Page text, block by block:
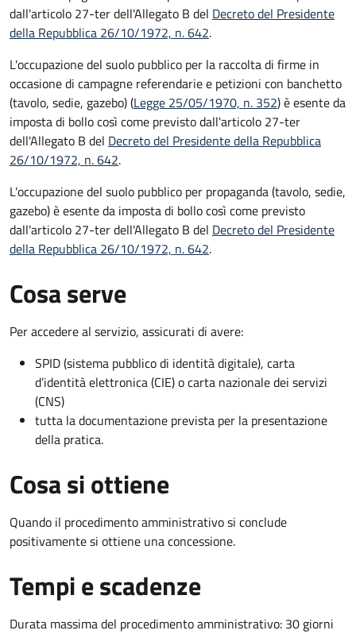
dall'articolo 27-ter dell'Allegato B del Decreto del Presidente
della Repubblica 26/10/1972, n. 642.
L'occupazione del suolo pubblico per la raccolta di firme in
occasione di campagne referendarie e petizioni con banchetto
(tavolo, sedie, gazebo) (Legge 25/05/1970, n. 352) è esente da
imposta di bollo così come previsto dall'articolo 27-ter
dell'Allegato B del Decreto del Presidente della Repubblica
26/10/1972, n. 642.
L'occupazione del suolo pubblico per propaganda (tavolo, sedie,
gazebo) è esente da imposta di bollo così come previsto
dall'articolo 27-ter dell'Allegato B del Decreto del Presidente
della Repubblica 26/10/1972, n. 642.
Cosa serve
Per accedere al servizio, assicurati di avere:
SPID (sistema pubblico di identità digitale), carta
d’identità elettronica (CIE) o carta nazionale dei servizi
(CNS)
tutta la documentazione prevista per la presentazione
della pratica.
Cosa si ottiene
Quando il procedimento amministrativo si conclude
positivamente si ottiene una concessione.
Tempi e scadenze
Durata massima del procedimento amministrativo: 30 giorni